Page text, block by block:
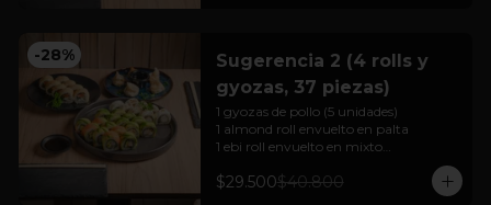
-28%
Sugerencia 2 (4 rolls y
gyozas, 37 piezas)
1 gyozas de pollo (5 unidades)
1 almond roll envuelto en palta
1 ebi roll envuelto en mixto
1 chiizu onion roll envuelto en queso
$29.500$40.800